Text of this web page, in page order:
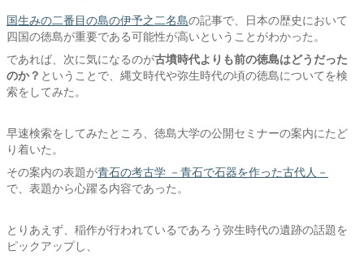
国生みの二番目の島の伊予之二名島の記事で、日本の歴史において
四国の徳島が重要である可能性が高いということがわかった。
であれば、次に気になるのが古墳時代よりも前の徳島はどうだった
のか？ ということで、縄文時代や弥生時代の頃の徳島についてを検
索をしてみた。
早速検索をしてみたところ、徳島大学の公開セミナーの案内にたど
り着いた。
その案内の表題が青石の考古学 －青石で石器を作った古代人－
で、表題から心躍る内容であった。
とりあえず、稲作が行われているであろう弥生時代の遺跡の話題を
ピックアップし、